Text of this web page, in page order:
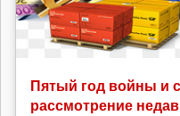
Пятый год войны и
рассмотрение